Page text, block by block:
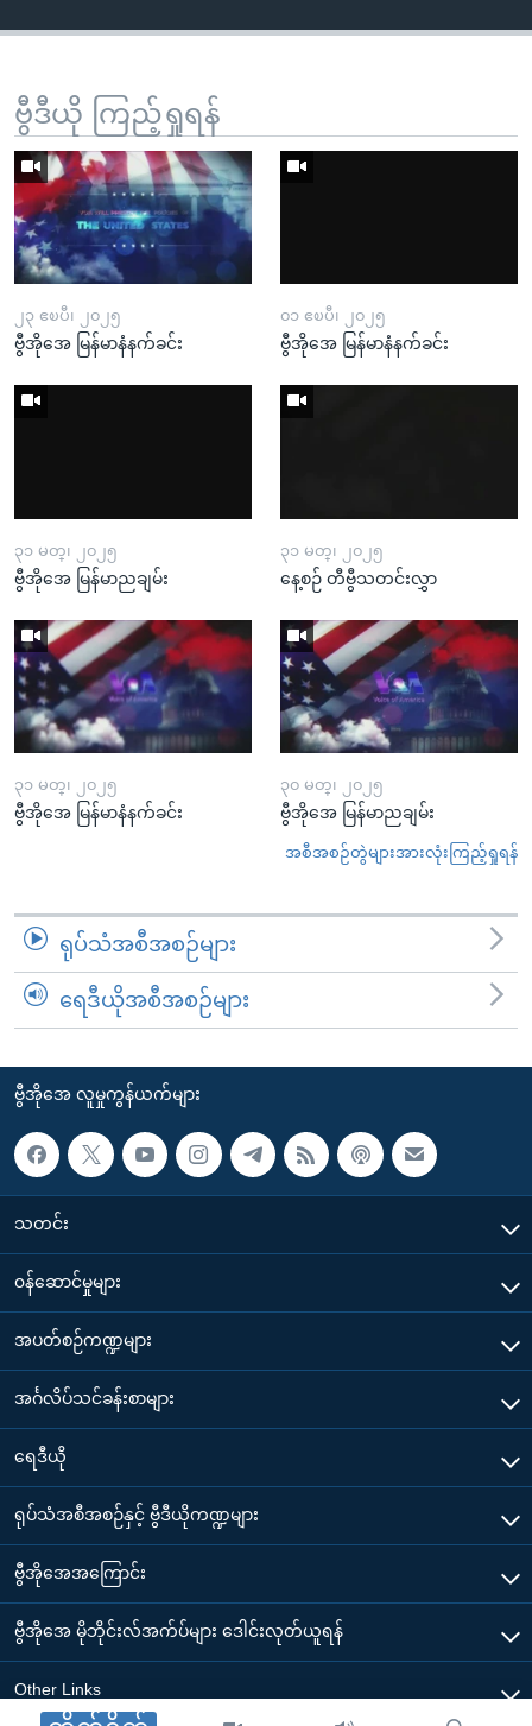
ဗွီဒီယို ကြည့်ရှုရန်
၂၃ ဧၿပီ၊ ၂၀၂၅
ဗွီအိုအေ မြန်မာနံနက်ခင်း
၀၁ ဧၿပီ၊ ၂၀၂၅
ဗွီအိုအေ မြန်မာနံနက်ခင်း
၃၁ မတ္၊ ၂၀၂၅
ဗွီအိုအေ မြန်မာညချမ်း
၃၁ မတ္၊ ၂၀၂၅
နေ့စဉ် တီဗွီသတင်းလွှာ
၃၁ မတ္၊ ၂၀၂၅
ဗွီအိုအေ မြန်မာနံနက်ခင်း
၃၀ မတ္၊ ၂၀၂၅
ဗွီအိုအေ မြန်မာညချမ်း
အစီအစဉ်တွဲများအားလုံးကြည့်ရှုရန်
ရုပ်သံအစီအစဉ်များ
ရေဒီယိုအစီအစဉ်များ
ဗွီအိုအေ လူမှုကွန်ယက်များ
သတင်း
၀န်ဆောင်မှုများ
အပတ်စဉ်ကဏ္ဍများ
အင်္ဂလိပ်သင်ခန်းစာများ
ရေဒီယို
ရုပ်သံအစီအစဉ်နှင့် ဗွီဒီယိုကဏ္ဍများ
ဗွီအိုအေအကြောင်း
ဗွီအိုအေ မိုဘိုင်းလ်အက်ပ်များ ဒေါင်းလုတ်ယူရန်
Other Links